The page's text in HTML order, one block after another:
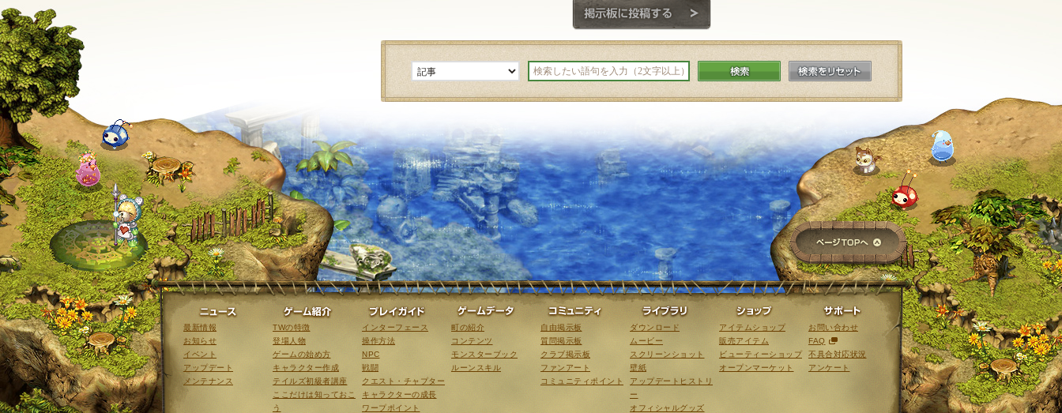
検索 検索をリセット
ページTOPへ
ニュース
最新情報
お知らせ
イベント
アップデート
メンテナンス
ゲーム紹介
TWの特徴
登場人物
ゲームの始め方
キャラクター作成
テイルズ初級者講座
ここだけは知っておこ
う
プレイガイド
インターフェース
操作方法
NPC
戦闘
クエスト・チャプター
キャラクターの成長
ワープポイント
ゲームデータ
町の紹介
コンテンツ
モンスターブック
ルーンスキル
コミュニティ
自由掲示板
質問掲示板
クラブ掲示板
ファンアート
コミュニティポイント
ライブラリ
ダウンロード
ムービー
スクリーンショット
壁紙
アップデートヒストリ
ー
オフィシャルグッズ
ショップ
アイテムショップ
販売アイテム
ビューティーショップ
オープンマーケット
サポート
お問い合わせ
FAQ
不具合対応状況
アンケート